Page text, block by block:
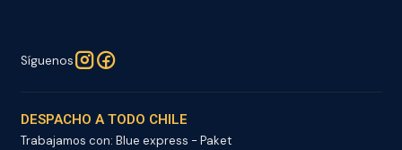
Síguenos
DESPACHO A TODO CHILE
Trabajamos con: Blue express - Paket